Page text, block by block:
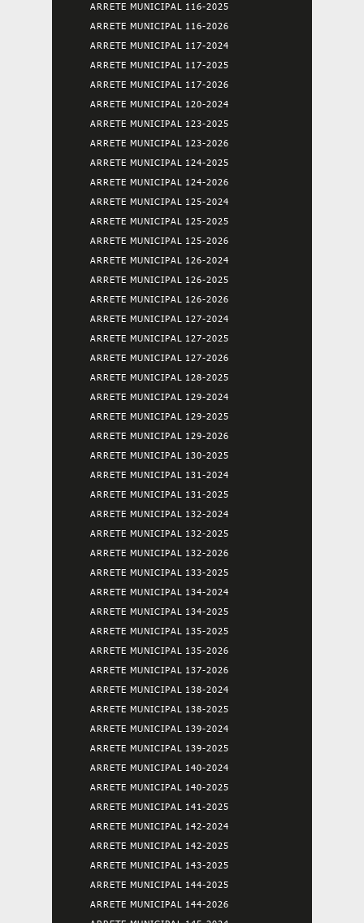
ARRETE MUNICIPAL 116-2025
ARRETE MUNICIPAL 116-2026
ARRETE MUNICIPAL 117-2024
ARRETE MUNICIPAL 117-2025
ARRETE MUNICIPAL 117-2026
ARRETE MUNICIPAL 120-2024
ARRETE MUNICIPAL 123-2025
ARRETE MUNICIPAL 123-2026
ARRETE MUNICIPAL 124-2025
ARRETE MUNICIPAL 124-2026
ARRETE MUNICIPAL 125-2024
ARRETE MUNICIPAL 125-2025
ARRETE MUNICIPAL 125-2026
ARRETE MUNICIPAL 126-2024
ARRETE MUNICIPAL 126-2025
ARRETE MUNICIPAL 126-2026
ARRETE MUNICIPAL 127-2024
ARRETE MUNICIPAL 127-2025
ARRETE MUNICIPAL 127-2026
ARRETE MUNICIPAL 128-2025
ARRETE MUNICIPAL 129-2024
ARRETE MUNICIPAL 129-2025
ARRETE MUNICIPAL 129-2026
ARRETE MUNICIPAL 130-2025
ARRETE MUNICIPAL 131-2024
ARRETE MUNICIPAL 131-2025
ARRETE MUNICIPAL 132-2024
ARRETE MUNICIPAL 132-2025
ARRETE MUNICIPAL 132-2026
ARRETE MUNICIPAL 133-2025
ARRETE MUNICIPAL 134-2024
ARRETE MUNICIPAL 134-2025
ARRETE MUNICIPAL 135-2025
ARRETE MUNICIPAL 135-2026
ARRETE MUNICIPAL 137-2026
ARRETE MUNICIPAL 138-2024
ARRETE MUNICIPAL 138-2025
ARRETE MUNICIPAL 139-2024
ARRETE MUNICIPAL 139-2025
ARRETE MUNICIPAL 140-2024
ARRETE MUNICIPAL 140-2025
ARRETE MUNICIPAL 141-2025
ARRETE MUNICIPAL 142-2024
ARRETE MUNICIPAL 142-2025
ARRETE MUNICIPAL 143-2025
ARRETE MUNICIPAL 144-2025
ARRETE MUNICIPAL 144-2026